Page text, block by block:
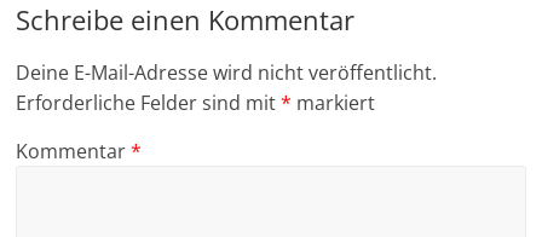
Schreibe einen Kommentar
Deine E-Mail-Adresse wird nicht veröffentlicht.
Erforderliche Felder sind mit* markiert
Kommentar*